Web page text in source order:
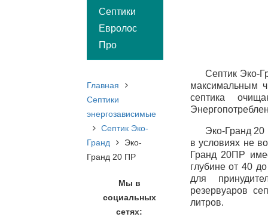
Септики
Евролос
Про
Главная
Септики
энергозависимые
Септик Эко-
Гранд
Эко-
Гранд 20 ПР
Мы в
социальных
сетях:
Септик Эко-
максимальным
септика
Эко-Гранд
в условиях не
Гранд 20ПР
глубине от 40
для
резервуаров
литров.